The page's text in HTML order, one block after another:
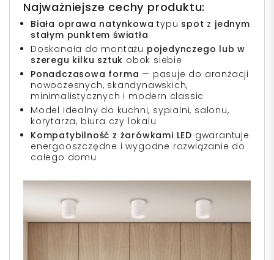
Najważniejsze cechy produktu:
Biała oprawa natynkowa typu spot z jednym
stałym punktem światła
Doskonała do montażu pojedynczego lub w
szeregu kilku sztuk obok siebie
Ponadczasowa forma — pasuje do aranżacji
nowoczesnych, skandynawskich,
minimalistycznych i modern classic
Model idealny do kuchni, sypialni, salonu,
korytarza, biura czy lokalu
Kompatybilność z żarówkami LED gwarantuje
energooszczędne i wygodne rozwiązanie do
całego domu